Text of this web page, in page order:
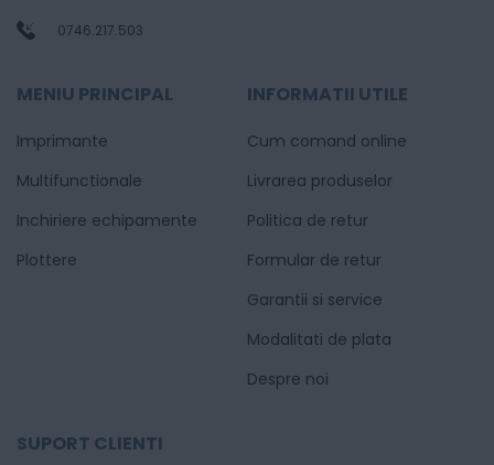
0746.217.503
MENIU PRINCIPAL
Imprimante
Multifunctionale
Inchiriere echipamente
Plottere
INFORMATII UTILE
Cum comand online
Livrarea produselor
Politica de retur
Formular de retur
Garantii si service
Modalitati de plata
Despre noi
SUPORT CLIENTI